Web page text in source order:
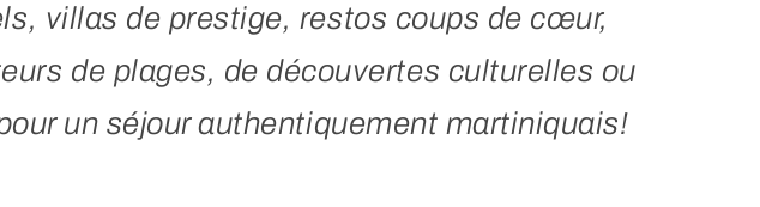
villas de prestige, restos coups de cœur,
de plages, de découvertes culturelles ou
un séjour authentiquement martiniquais!